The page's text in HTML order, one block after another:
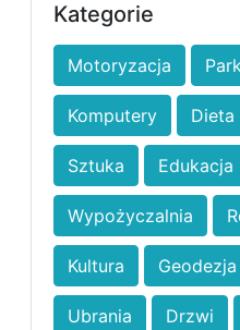
Kategorie
Motoryzacja
Komputery Dieta
Sztuka Edukacja
Wypożyczalnia
Kultura Geodezja
Ubrania Drzwi